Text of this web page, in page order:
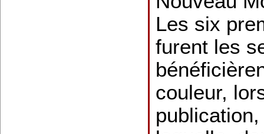
Les six
furent les
couleur,